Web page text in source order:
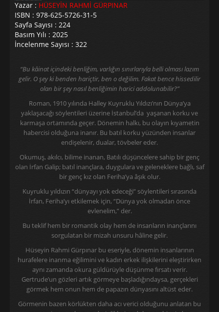
Yazar : HÜSEYİN RAHMİ GÜRPINAR
ISBN : 978-625-5726-31-5
Sayfa Sayısı : 224
Basım Yılı : 2025
İncelenme Sayısı : 322
“Bu kâinat içindeki benliğim, varlığın sınırlarıyla belli olması lazım
gelir. O şey ki benden hariçtir, ben o değilim. Fakat bence hissedilir
olan bir şey nasıl benliğimin harici addolunabilir?”
Roman, 1910 yılında Halley Kuyruklu Yıldızı’nın Dünya’ya
yaklaşacağı söylentileri üzerine İstanbul’da yaşanan korku ve
karmaşa ortamında geçer. Dönemin halkı, bu olayın kıyametin
habercisi olduğuna inanır. Bu batıl korku yüzünden insanlar
endişelenir, dualar, tövbeler eder.
Okumuş, akılcı, bilime inanan, Batılı düşüncelere sahip bir genç
olan İrfan Galip; batıl inançlara, duygulara ve geleneklere bağlı, saf
bir genç kız olan Feriha’ya âşık olur.
Kuyruklu yıldızın “dünyayı yok edeceği” söylentileri sırasında
İrfan, Feriha’yı etkilemek için, “Dünya yok olmadan önce
evlenelim,” der.
Bu teklif hem bir romantik olay hem de insanların inançlarını
sorgulatan bir mizah unsuru hâline gelir.
Hüseyin Rahmi Gürpınar bu eseriyle, dönemin insanlarının
hurafelere inanma eğilimini ve kadın erkek ilişkilerini eleştirirken
aynı zamanda okura güldürüyle düşünme fırsatı verir.
Gertrude’un gözleri artık görmeye başladığındaysa, gerçekleri
görmek hem onun hem de papazın dünyasını altüst eder.
Görmenin bazen körlükten daha acı verici olduğunu anlatan bu